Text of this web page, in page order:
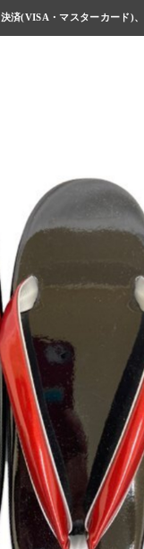
済(VISA・マスターカード)